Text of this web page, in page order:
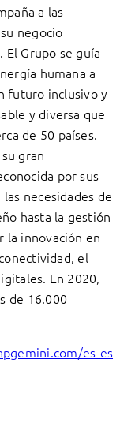
a las
negocio
Grupo se guía
humana a
futuro inclusivo y
y diversa que
de 50 países.
gran
por sus
necesidades de
hasta la gestión
la innovación en
el
En 2020,
de 16.000
es-es